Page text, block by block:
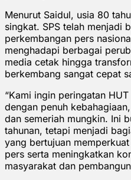
Menurut Saidul, usia 80
singkat. SPS telah menjadi
perkembangan pers
menghadapi berbagai
media cetak hingga
berkembang sangat cepat
“Kami ingin peringatan
dengan penuh
dan semeriah mungkin. Ini
tahunan, tetapi menjadi
yang bertujuan
pers serta meningkatkan
masyarakat dan